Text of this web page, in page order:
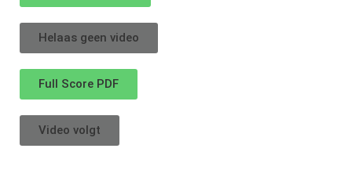
Helaas geen video
Full Score PDF
Video volgt